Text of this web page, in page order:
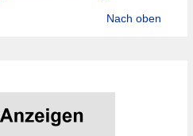
Nach oben